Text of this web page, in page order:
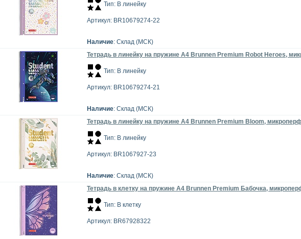
Тип: В линейку
Артикул: BR10679274-22
Наличие: Склад (МСК)
Тетрадь в линейку на пружине А4 Brunnen Premium Robot Heroes,
Тип: В линейку
Артикул: BR10679274-21
Наличие: Склад (МСК)
Тетрадь в линейку на пружине А4 Brunnen Premium Bloom,
Тип: В линейку
Артикул: BR1067927-23
Наличие: Склад (МСК)
Тетрадь в клетку на пружине А4 Brunnen Premium Бабочка,
Тип: В клетку
Артикул: BR67928322